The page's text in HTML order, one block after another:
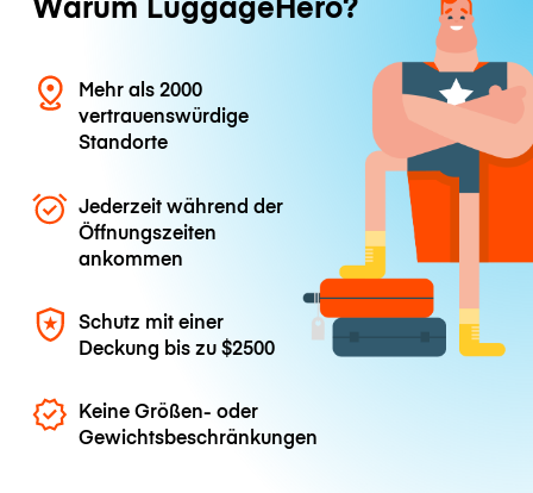
Mehr als 2000
vertrauenswürdige
Standorte
Jederzeit während der
Öffnungszeiten
ankommen
Schutz mit einer
Deckung bis zu$2500
Keine Größen- oder
Gewichtsbeschränkungen